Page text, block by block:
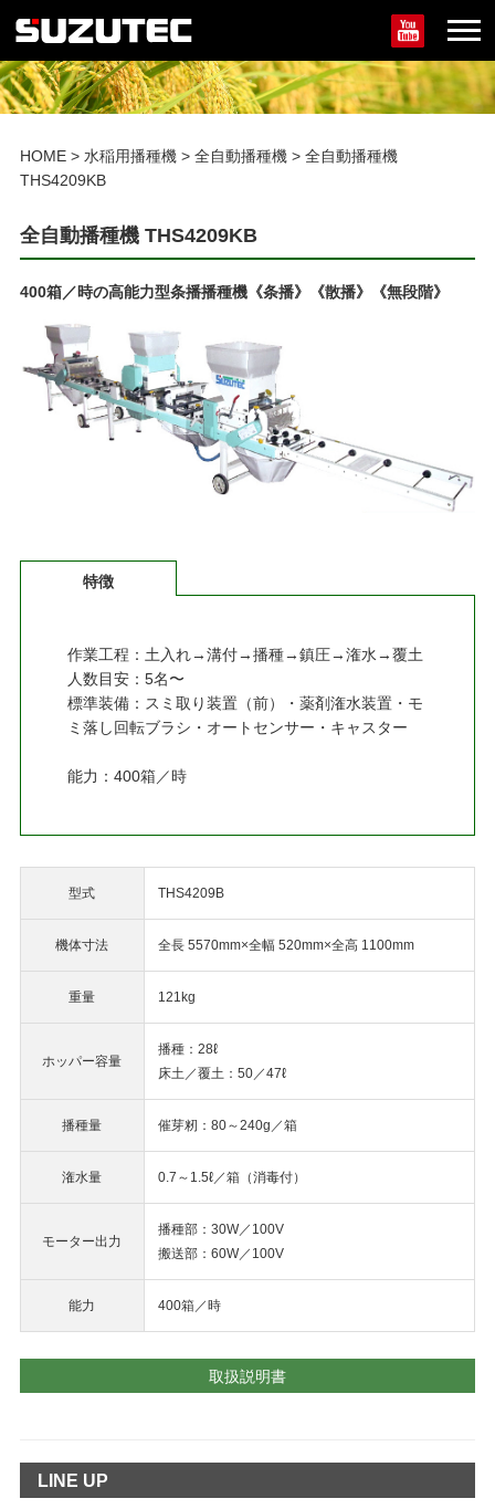
HOME> 水稲用播種機 > 全自動播種機 > 全自動播種機
THS4209KB
全自動播種機 THS4209KB
400箱／時の高能力型条播播種機《条播》《散播》《無段階》
特徴
作業工程：土入れ→溝付→播種→鎮圧→潅水→覆土
人数目安：5名〜
標準装備：スミ取り装置（前）・薬剤潅水装置・モ
ミ落し回転ブラシ・オートセンサー・キャスター
能力：400箱／時
型式 THS4209B
機体寸法 全長 5570mm×全幅 520mm×全高 1100mm
重量 121kg
ホッパー容量
播種：28ℓ
床土／覆土：50／47ℓ
播種量 催芽籾：80～240g／箱
潅水量 0.7～1.5ℓ／箱（消毒付）
モーター出力
播種部：30W／100V
搬送部：60W／100V
能力 400箱／時
取扱説明書
LINE UP